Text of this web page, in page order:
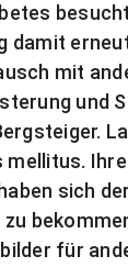
damit
mit
und
mellitus.
sich der
für